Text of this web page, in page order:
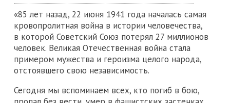
«85 лет назад, 22 июня 1941 года началась самая
кровопролитная война в истории человечества,
в которой Советский Союз потерял 27 миллионов
человек. Великая Отечественная война стала
примером мужества и героизма целого народа,
отстоявшего свою независимость.
Сегодня мы вспоминаем всех, кто погиб в бою,